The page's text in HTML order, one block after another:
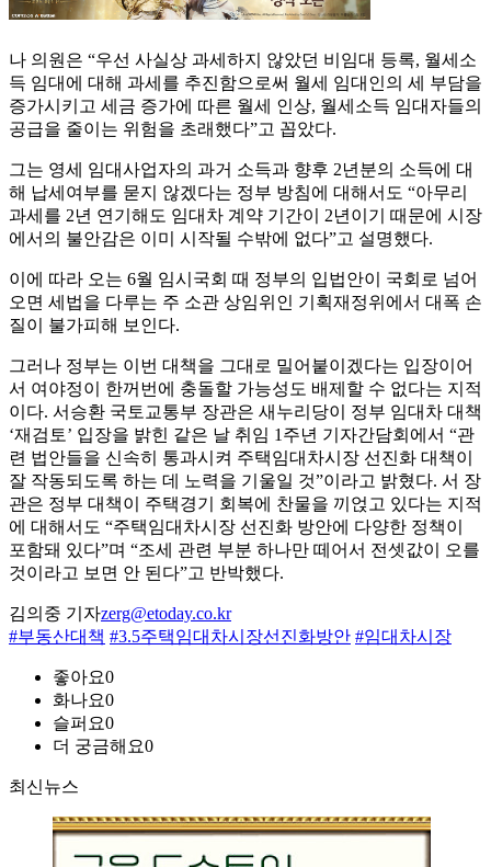
나 의원은 “우선 사실상 과세하지 않았던 비임대 등록, 월세소
득 임대에 대해 과세를 추진함으로써 월세 임대인의 세 부담을
증가시키고 세금 증가에 따른 월세 인상, 월세소득 임대자들의
공급을 줄이는 위험을 초래했다”고 꼽았다.
그는 영세 임대사업자의 과거 소득과 향후 2년분의 소득에 대
해 납세여부를 묻지 않겠다는 정부 방침에 대해서도 “아무리
과세를 2년 연기해도 임대차 계약 기간이 2년이기 때문에 시장
에서의 불안감은 이미 시작될 수밖에 없다”고 설명했다.
이에 따라 오는 6월 임시국회 때 정부의 입법안이 국회로 넘어
오면 세법을 다루는 주 소관 상임위인 기획재정위에서 대폭 손
질이 불가피해 보인다.
그러나 정부는 이번 대책을 그대로 밀어붙이겠다는 입장이어
서 여야정이 한꺼번에 충돌할 가능성도 배제할 수 없다는 지적
이다. 서승환 국토교통부 장관은 새누리당이 정부 임대차 대책
‘재검토’ 입장을 밝힌 같은 날 취임 1주년 기자간담회에서 “관
련 법안들을 신속히 통과시켜 주택임대차시장 선진화 대책이
잘 작동되도록 하는 데 노력을 기울일 것”이라고 밝혔다. 서 장
관은 정부 대책이 주택경기 회복에 찬물을 끼얹고 있다는 지적
에 대해서도 “주택임대차시장 선진화 방안에 다양한 정책이
포함돼 있다”며 “조세 관련 부분 하나만 떼어서 전셋값이 오를
것이라고 보면 안 된다”고 반박했다.
김의중 기자zerg@etoday.co.kr
#부동산대책 #3.5주택임대차시장선진화방안 #임대차시장
좋아요0
화나요0
슬퍼요0
더 궁금해요0
최신뉴스